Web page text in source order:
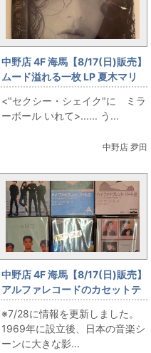
中野店 4F 海馬【8/17(日)販売】
ムード溢れる一枚 LP 夏木マリ
「Mirror Ball」
<"セクシー・シェイク"に ミラ
ーボール いれて>...... う...
中野店 夛田
中野店 4F 海馬【8/17(日)販売】
アルファレコードのカセットテ
ープ
※7/28に情報を更新しました。
1969年に設立後、日本の音楽シ
ーンに大きな影...